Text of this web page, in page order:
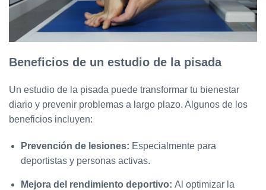
Beneficios de un estudio de la pisada
Un estudio de la pisada puede transformar tu bienestar
diario y prevenir problemas a largo plazo. Algunos de los
beneficios incluyen:
Prevención de lesiones: Especialmente para
deportistas y personas activas.
Mejora del rendimiento deportivo: Al optimizar la